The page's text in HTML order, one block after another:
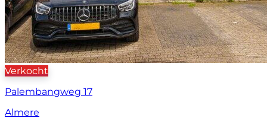
Verkocht
Palembangweg 17
Almere